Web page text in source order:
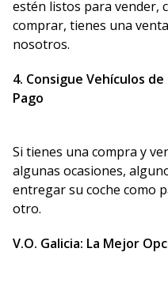
estén listos para vender,
comprar, tienes una
nosotros.
4. Consigue Vehículos
Pago
Si tienes una compra y
algunas ocasiones,
entregar su coche como
otro.
V.O. Galicia: La Mejor